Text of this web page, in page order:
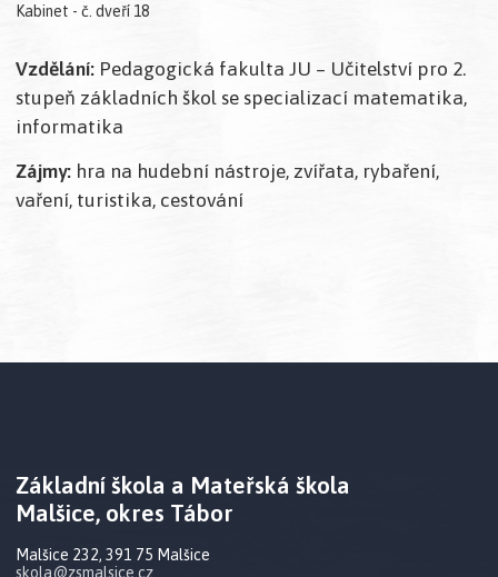
Kabinet - č. dveří 18
Vzdělání: Pedagogická fakulta JU – Učitelství pro 2.
stupeň základních škol se specializací matematika,
informatika
Zájmy: hra na hudební nástroje, zvířata, rybaření,
vaření, turistika, cestování
Základní škola a Mateřská škola
Malšice, okres Tábor
Malšice 232, 391 75 Malšice
skola@zsmalsice.cz